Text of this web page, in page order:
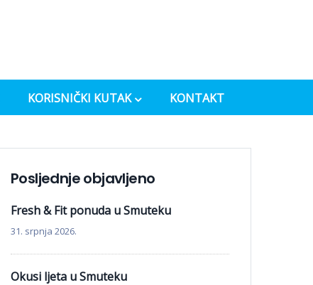
KORISNIČKI KUTAK KONTAKT
Posljednje objavljeno
Fresh & Fit ponuda u Smuteku
31. srpnja 2026.
Okusi ljeta u Smuteku